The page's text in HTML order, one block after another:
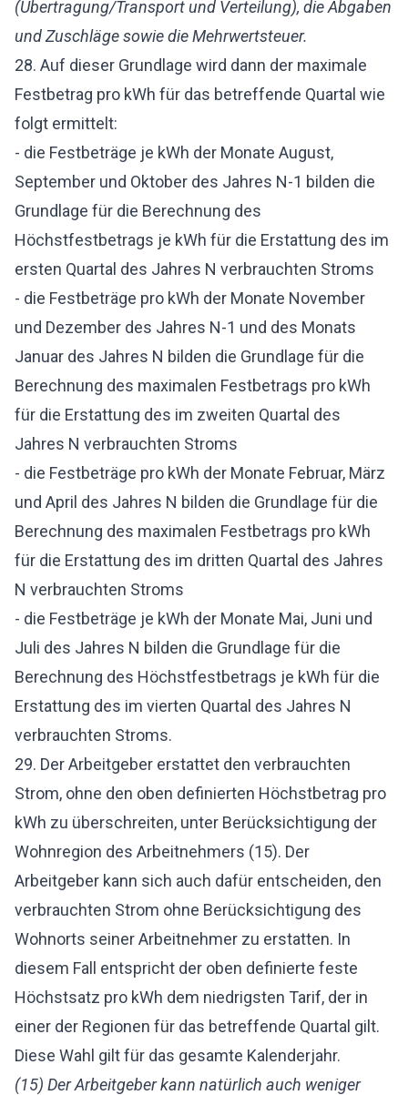
(Übertragung/Transport und Verteilung), die Abgaben
und Zuschläge sowie die Mehrwertsteuer.
28. Auf dieser Grundlage wird dann der maximale
Festbetrag pro kWh für das betreffende Quartal wie
folgt ermittelt:
- die Festbeträge je kWh der Monate August,
September und Oktober des Jahres N-1 bilden die
Grundlage für die Berechnung des
Höchstfestbetrags je kWh für die Erstattung des im
ersten Quartal des Jahres N verbrauchten Stroms
- die Festbeträge pro kWh der Monate November
und Dezember des Jahres N-1 und des Monats
Januar des Jahres N bilden die Grundlage für die
Berechnung des maximalen Festbetrags pro kWh
für die Erstattung des im zweiten Quartal des
Jahres N verbrauchten Stroms
- die Festbeträge pro kWh der Monate Februar, März
und April des Jahres N bilden die Grundlage für die
Berechnung des maximalen Festbetrags pro kWh
für die Erstattung des im dritten Quartal des Jahres
N verbrauchten Stroms
- die Festbeträge je kWh der Monate Mai, Juni und
Juli des Jahres N bilden die Grundlage für die
Berechnung des Höchstfestbetrags je kWh für die
Erstattung des im vierten Quartal des Jahres N
verbrauchten Stroms.
29. Der Arbeitgeber erstattet den verbrauchten
Strom, ohne den oben definierten Höchstbetrag pro
kWh zu überschreiten, unter Berücksichtigung der
Wohnregion des Arbeitnehmers (15). Der
Arbeitgeber kann sich auch dafür entscheiden, den
verbrauchten Strom ohne Berücksichtigung des
Wohnorts seiner Arbeitnehmer zu erstatten. In
diesem Fall entspricht der oben definierte feste
Höchstsatz pro kWh dem niedrigsten Tarif, der in
einer der Regionen für das betreffende Quartal gilt.
Diese Wahl gilt für das gesamte Kalenderjahr.
(15) Der Arbeitgeber kann natürlich auch weniger